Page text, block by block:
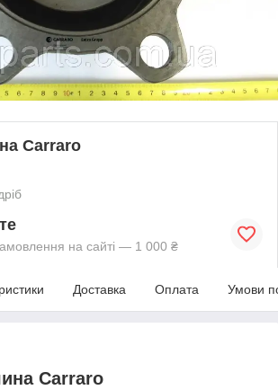
Carraro
на сайті — 1 000 ₴
Доставка Оплата Умови
Carraro